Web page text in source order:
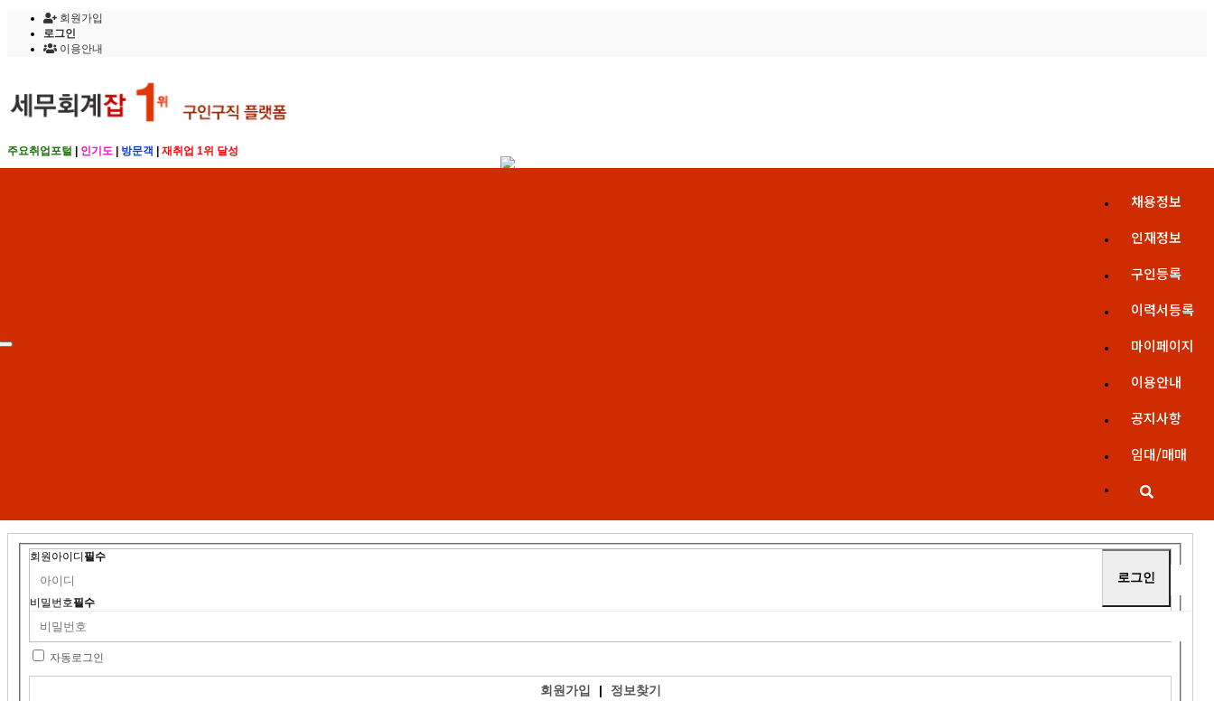
회원가입
로그인
이용안내
주요취업포털 인기도 방문객 재취업 1위 달성
채용정보
인재정보
구인등록
이력서등록
마이페이지
이용안내
공지사항
임대/매매
회원아이디 필수
비밀번호필수
자동로그인
회원가입 | 정보찾기